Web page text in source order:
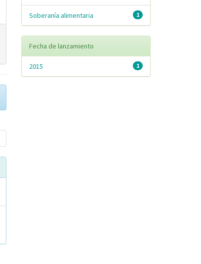
1
Soberanía alimentaria
Fecha de lanzamiento
1
2015